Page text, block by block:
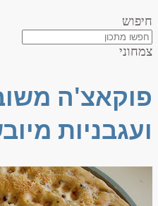
חיפוש
צמחוני
פוקאצ'ה
ועגבניות